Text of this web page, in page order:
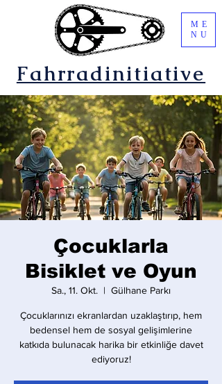
Fahrradinitiative
ME
NU
Çocuklarla
Bisiklet ve Oyun
Sa., 11. Okt.
  |
Gülhane Parkı
Çocuklarınızı ekranlardan uzaklaştırıp, hem
bedensel hem de sosyal gelişimlerine
katkıda bulunacak harika bir etkinliğe davet
ediyoruz!